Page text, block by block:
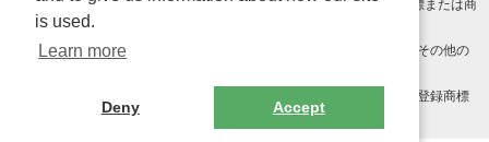
Windows は Microsoft Inc.の米国およびその他の国における登録商標または商
標です。
Adobe、Adobe Reader、Adobe PDF は、Adobe Inc.の米国およびその他の
その他、記載されている会社名、商品名、ロゴは各社の商標または登録商標
is used.
Learn more
Deny Accept